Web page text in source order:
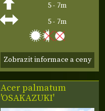
5 - 7m
5 - 7m
Zobrazit informace a ceny
Acer palmatum
'OSAKAZUKI'